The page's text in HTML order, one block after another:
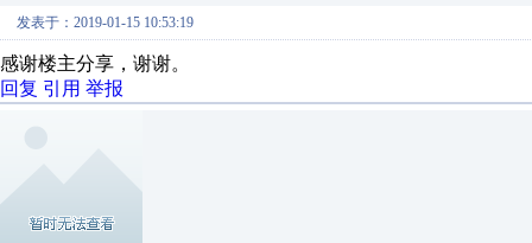
发表于：2019-01-15 10:53:19
感谢楼主分享，谢谢。
回复 引用 举报